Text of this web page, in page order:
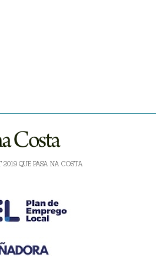
2019 QUE PASA NA COSTA